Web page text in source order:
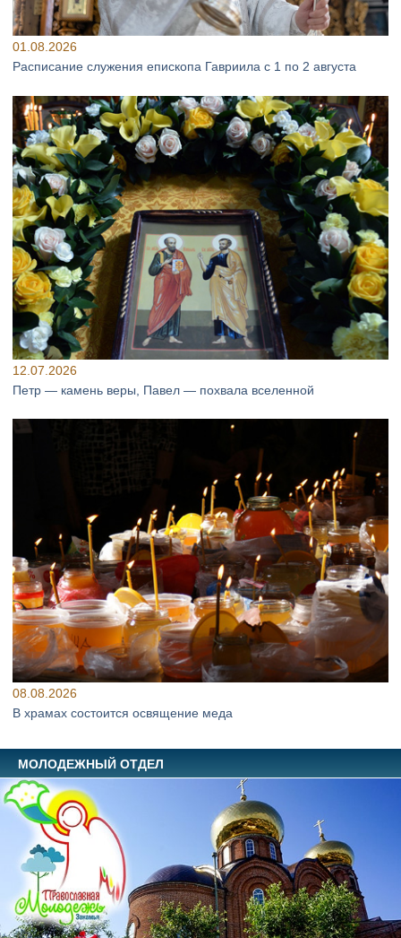
01.08.2026
Расписание служения епископа Гавриила с 1 по 2 августа
12.07.2026
Петр — камень веры, Павел — похвала вселенной
08.08.2026
В храмах состоится освящение меда
МОЛОДЕЖНЫЙ ОТДЕЛ